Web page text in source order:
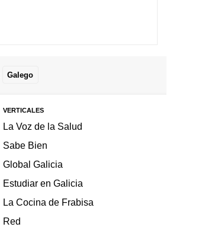
Galego
VERTICALES
La Voz de la Salud
Sabe Bien
Global Galicia
Estudiar en Galicia
La Cocina de Frabisa
Red